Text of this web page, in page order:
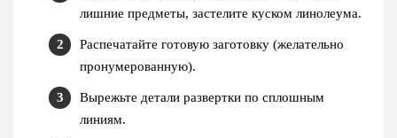
лишние предметы, застелите куском линолеума.
Распечатайте готовую заготовку (желательно
пронумерованную).
Вырежьте детали развертки по сплошным
линиям.